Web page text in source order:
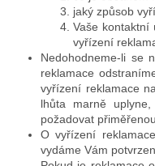
jaký způsob
Vaše kontaktní
vyřízení
Nedohodneme-li se
reklamace
vyřízení reklamace
lhůta marně
požadovat
O vyřízení
vydáme Vám